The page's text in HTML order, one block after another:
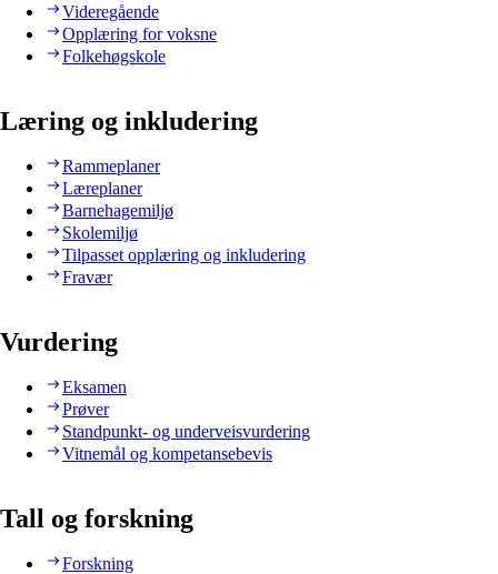
Videregående
Opplæring for voksne
Folkehøgskole
Læring og inkludering
Rammeplaner
Læreplaner
Barnehagemiljø
Skolemiljø
Tilpasset opplæring og inkludering
Fravær
Vurdering
Eksamen
Prøver
Standpunkt- og underveisvurdering
Vitnemål og kompetansebevis
Tall og forskning
Forskning